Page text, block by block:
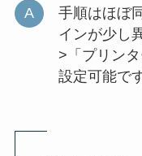
手順はほぼ
インが少し
>「プリン
設定可能です